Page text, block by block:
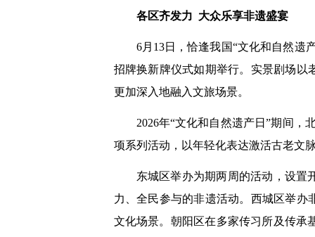
各区齐发力 大众乐享非遗盛宴
6月13日，恰逢我国“文化和自然遗
招牌换新牌仪式如期举行。实景剧场以
更加深入地融入文旅场景。
2026年“文化和自然遗产日”期间，
项系列活动，以年轻化表达激活古老文
东城区举办为期两周的活动，设置
力、全民参与的非遗活动。西城区举
文化场景。朝阳区在多家传习所及传承